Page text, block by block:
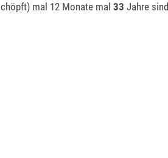
mal 12 Monate mal 33 Jahre